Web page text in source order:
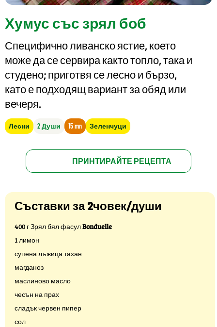
Хумус със зрял боб
Специфично ливанско ястие, което
може да се сервира както топло, така и
студено; приготвя се лесно и бързо,
като е подходящ вариант за обяд или
вечеря.
Лесни 2 Души 15 mn Зеленчуци
ПРИНТИРАЙТЕ РЕЦЕПТА
Съставки за 2човек/души
400 г Зрял бял фасулBonduelle
1 лимон
супена лъжица тахан
магданоз
маслиново масло
чесън на прах
сладък червен пипер
сол